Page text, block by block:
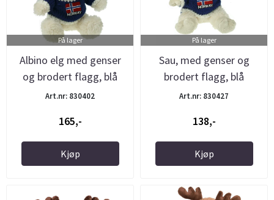
På lager
Albino elg med genser
og brodert flagg, blå
Art.nr: 830402
165,-
Kjøp
På lager
Sau, med genser og
brodert flagg, blå
Art.nr: 830427
138,-
Kjøp